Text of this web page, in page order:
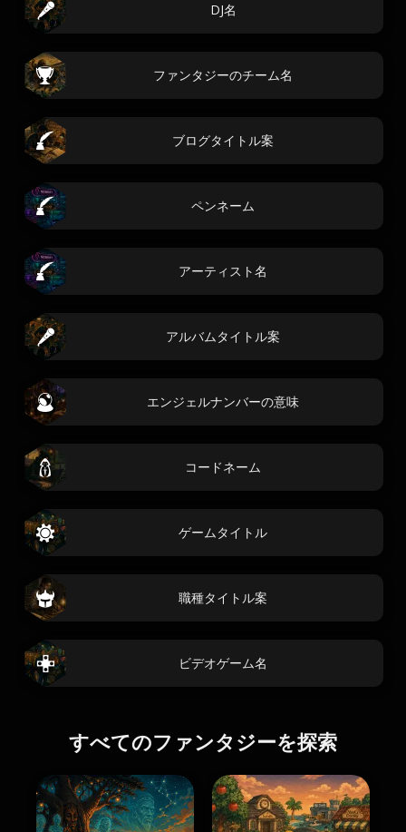
DJ名
ファンタジーのチーム名
ブログタイトル案
ペンネーム
アーティスト名
アルバムタイトル案
エンジェルナンバーの意味
コードネーム
ゲームタイトル
職種タイトル案
ビデオゲーム名
すべてのファンタジーを探索